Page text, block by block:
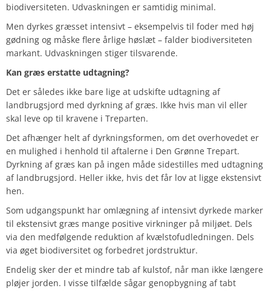
biodiversiteten. Udvaskningen er samtidig minimal.
Men dyrkes græsset intensivt – eksempelvis til foder med høj
gødning og måske flere årlige høslæt – falder biodiversiteten
markant. Udvaskningen stiger tilsvarende.
Kan græs erstatte udtagning?
Det er således ikke bare lige at udskifte udtagning af
landbrugsjord med dyrkning af græs. Ikke hvis man vil eller
skal leve op til kravene i Treparten.
Det afhænger helt af dyrkningsformen, om det overhovedet er
en mulighed i henhold til aftalerne i Den Grønne Trepart.
Dyrkning af græs kan på ingen måde sidestilles med udtagning
af landbrugsjord. Heller ikke, hvis det får lov at ligge ekstensivt
hen.
Som udgangspunkt har omlægning af intensivt dyrkede marker
til ekstensivt græs mange positive virkninger på miljøet. Dels
via den medfølgende reduktion af kvælstofudledningen. Dels
via øget biodiversitet og forbedret jordstruktur.
Endelig sker der et mindre tab af kulstof, når man ikke længere
pløjer jorden. I visse tilfælde sågar genopbygning af tabt